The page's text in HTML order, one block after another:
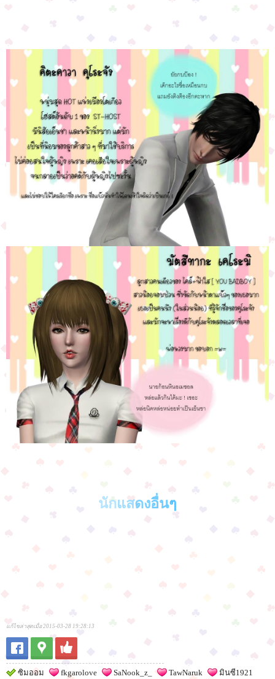
นักแสดงอื่นๆ
แก้ไขล่าสุดเมื่อ 2015-03-28 19:28:13
ซิมออม fkgarolove SaNook_z_ TawNaruk
มินซี1921